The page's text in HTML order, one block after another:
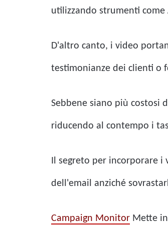
utilizzando strumenti come
D'altro canto, i video
testimonianze dei clienti o
Sebbene siano più costosi
riducendo al contempo i
Il segreto per incorporare i
dell'email anziché
Campaign Monitor Mette